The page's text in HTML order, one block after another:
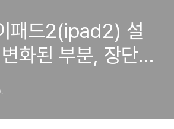
패드2(ipad2) 설
화된 부분, 장단점